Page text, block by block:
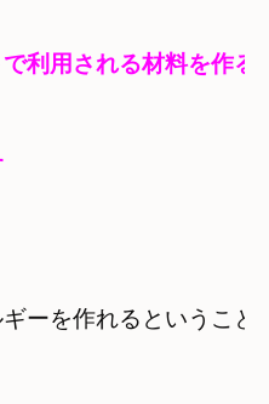
利用される材料を作る
ーを作れるということ